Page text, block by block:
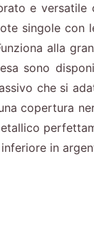
e versatile
singole con
alla
sono
che si
copertura
in